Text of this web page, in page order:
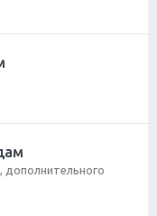
дополнительного